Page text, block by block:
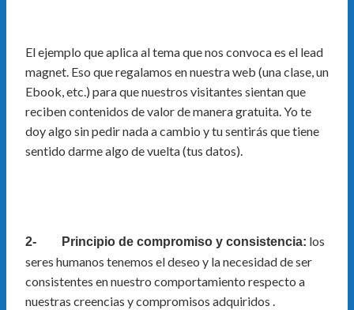
El ejemplo que aplica al tema que nos convoca es el lead
magnet. Eso que regalamos en nuestra web (una clase, un
Ebook, etc.) para que nuestros visitantes sientan que
reciben contenidos de valor de manera gratuita. Yo te
doy algo sin pedir nada a cambio y tu sentirás que tiene
sentido darme algo de vuelta (tus datos).
2- Principio de compromiso y consistencia: los
seres humanos tenemos el deseo y la necesidad de ser
consistentes en nuestro comportamiento respecto a
nuestras creencias y compromisos adquiridos .